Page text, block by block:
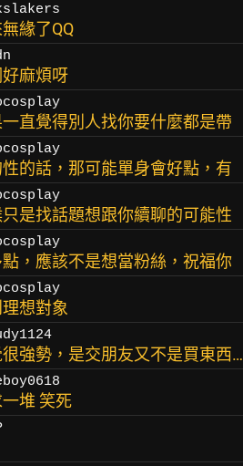
緣了QQ
麻煩呀
直覺得別人找你要什麼都是帶
性的話，那可能單身會好點，有
只是找話題想跟你續聊的可能性
，應該不是想當粉絲，祝福你
想對象
強勢，是交朋友又不是買東西…
堆 笑死